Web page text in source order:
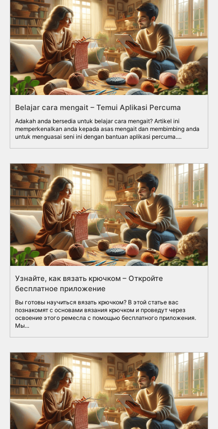
Belajar cara mengait – Temui Aplikasi Percuma
Adakah anda bersedia untuk belajar cara mengait? Artikel ini
memperkenalkan anda kepada asas mengait dan membimbing anda
untuk menguasai seni ini dengan bantuan aplikasi percuma....
Узнайте, как вязать крючком – Откройте
бесплатное приложение
Вы готовы научиться вязать крючком? В этой статье вас
познакомят с основами вязания крючком и проведут через
освоение этого ремесла с помощью бесплатного приложения.
Мы...